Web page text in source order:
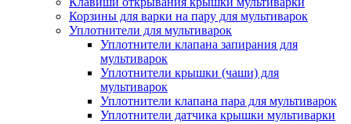
Корзины для варки на пару для мультиварок
Уплотнители для мультиварок
Уплотнители клапана запирания для
мультиварок
Уплотнители крышки (чаши) для
мультиварок
Уплотнители клапана пара для мультиварок
Уплотнители датчика крышки мультиварки